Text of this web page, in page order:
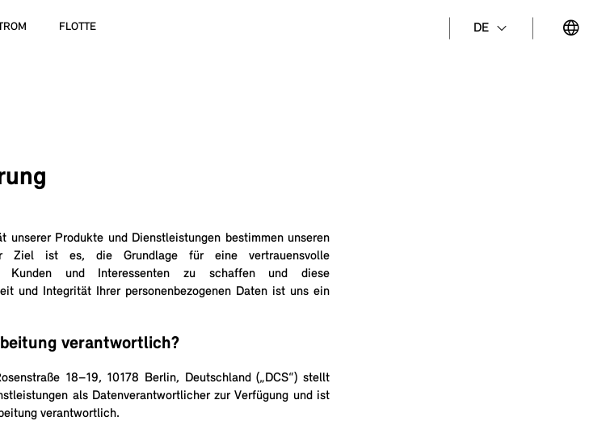
DE
FLOTTE
unserer Produkte und Dienstleistungen bestimmen unseren
Ziel ist es, die Grundlage für eine vertrauensvolle
Kunden und Interessenten zu schaffen und diese
und Integrität Ihrer personenbezogenen Daten ist uns ein
verantwortlich?
18–19, 10178 Berlin, Deutschland („DCS“) stellt
als Datenverantwortlicher zur Verfügung und ist
verantwortlich.